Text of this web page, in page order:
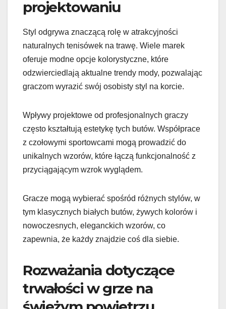
projektowaniu
Styl odgrywa znaczącą rolę w atrakcyjności
naturalnych tenisówek na trawę. Wiele marek
oferuje modne opcje kolorystyczne, które
odzwierciedlają aktualne trendy mody, pozwalając
graczom wyrazić swój osobisty styl na korcie.
Wpływy projektowe od profesjonalnych graczy
często kształtują estetykę tych butów. Współprace
z czołowymi sportowcami mogą prowadzić do
unikalnych wzorów, które łączą funkcjonalność z
przyciągającym wzrok wyglądem.
Gracze mogą wybierać spośród różnych stylów, w
tym klasycznych białych butów, żywych kolorów i
nowoczesnych, eleganckich wzorów, co
zapewnia, że każdy znajdzie coś dla siebie.
Rozważania dotyczące
trwałości w grze na